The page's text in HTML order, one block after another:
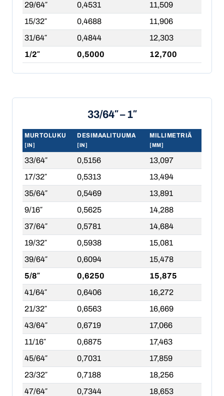
29/64″
0,4531
11,509
15/32″
0,4688
11,906
31/64″
0,4844
12,303
1/2″
0,5000 12,700
33/64″ – 1″
MURTOLUKU
[IN]
DESIMAALITUUMA
[IN]
MILLIMETRIÄ
[MM]
33/64″ 0,5156
13,097
17/32″
0,5313
13,494
35/64″
0,5469
13,891
9/16″
0,5625
14,288
37/64″
0,5781
14,684
19/32″
0,5938
15,081
39/64″
0,6094
15,478
5/8″
0,6250
15,875
41/64″
0,6406
16,272
21/32″
0,6563
16,669
43/64″
0,6719
17,066
11/16″
0,6875
17,463
45/64″
0,7031
17,859
23/32″
0,7188
18,256
47/64″
0,7344
18,653